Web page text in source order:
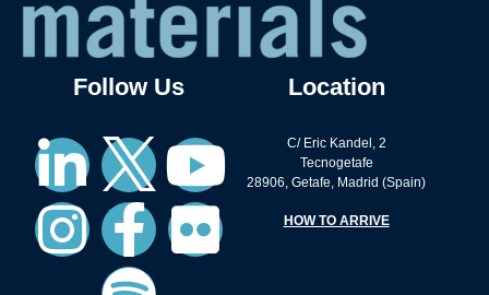
Follow Us Location
C/ Eric Kandel, 2
Tecnogetafe
28906, Getafe, Madrid (Spain)
HOW TO ARRIVE